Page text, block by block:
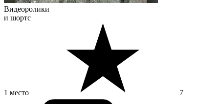
Видеоролики
и шортс
1 место 7